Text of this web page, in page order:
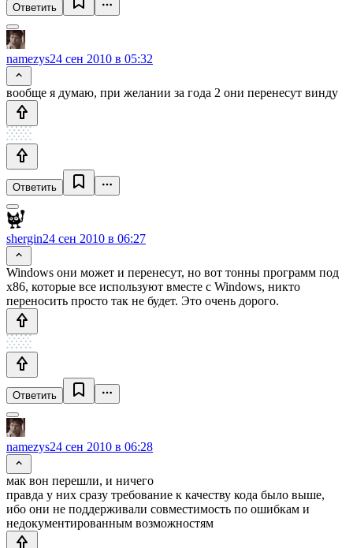
Ответить
namezys24 сен 2010 в 05:32
вообще я думаю, при желании за года 2 они перенесут винду
Ответить
shergin24 сен 2010 в 06:27
Windows они может и перенесут, но вот тонны программ под
x86, которые все используют вместе с Windows, никто
переносить просто так не будет. Это очень дорого.
Ответить
namezys24 сен 2010 в 06:28
мак вон перешли, и ничего
правда у них сразу требование к качеству кода было выше,
ибо они не поддерживали совместимость по ошибкам и
недокументированным возможностям